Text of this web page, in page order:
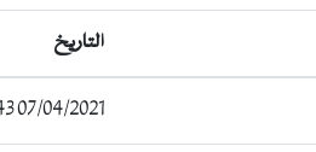
التاريخ
07/04/2021 18:46:43